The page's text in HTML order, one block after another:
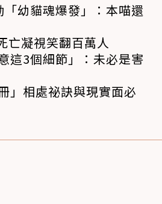
幼貓魂爆發」：本喵還
亡凝視笑翻百萬人
這3個細節」：未必是害
」相處祕訣與現實面必